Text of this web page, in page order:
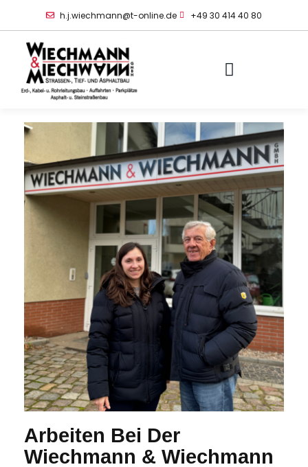
h.j.wiechmann@t-online.de +49 30 414 40 80
Arbeiten Bei Der
Wiechmann & Wiechmann